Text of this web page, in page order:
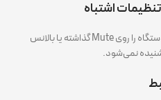
گاهی کاربر به‌صورت ناخواسته صدای دستگاه را روی Mute گذاشته یا بالانس
نمی‌شود.